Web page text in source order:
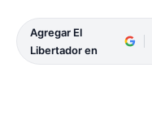
Agregar El
Libertador en